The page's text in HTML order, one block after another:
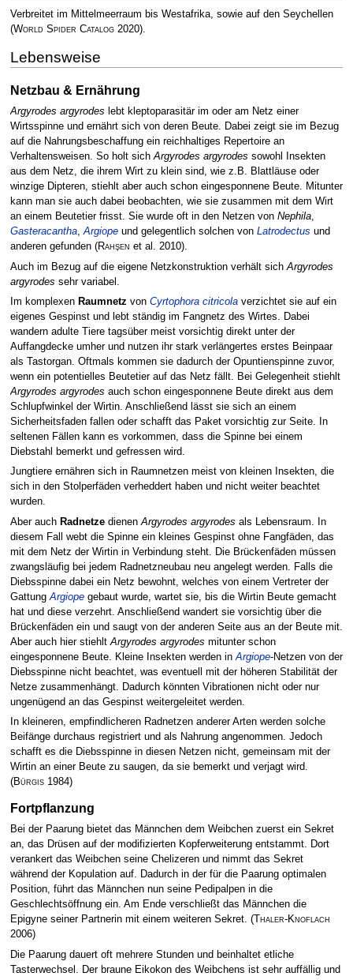
Verbreitet im Mittelmeerraum bis Westafrika, sowie auf den Seychellen
(World Spider Catalog2020).
Lebensweise
Netzbau & Ernährung
Argyrodes argyrodes lebt kleptoparasitär im oder am Netz einer
Wirtsspinne und ernährt sich von deren Beute. Dabei zeigt sie im Bezug
auf die Nahrungsbeschaffung ein reichhaltiges Repertoire an
Verhaltensweisen. So holt sichArgyrodes argyrodes sowohl Insekten
aus dem Netz, die ihrem Wirt zu klein sind, wie z.B. Blattläuse oder
winzige Dipteren, stiehlt aber auch schon eingesponnene Beute. Mitunter
kann man sie auch dabei beobachten, wie sie zusammen mit dem Wirt
an einem Beutetier frisst. Sie wurde oft in den Netzen von Nephila,
Gasteracantha,Argiopeund gelegentlich solchen von Latrodectus und
anderen gefunden (Rahşen et al. 2010).
Auch im Bezug auf die eigene Netzkonstruktion verhält sich Argyrodes
argyrodes sehr variabel.
Im komplexen Raumnetz von Cyrtophora citricolaverzichtet sie auf ein
eigenes Gespinst und lebt ständig im Fangnetz des Wirtes. Dabei
wandern adulte Tiere tagsüber meist vorsichtig direkt unter der
Auffangdecke umher und nutzen ihr stark verlängertes erstes Beinpaar
als Tastorgan. Oftmals kommen sie dadurch der Opuntienspinne zuvor,
wenn ein potentielles Beutetier auf das Netz fällt. Bei Gelegenheit stiehlt
Argyrodes argyrodes auch schon eingesponnene Beute direkt aus dem
Schlupfwinkel der Wirtin. Anschließend lässt sie sich an einem
Sicherheitsfaden fallen oder schafft das Paket vorsichtig zur Seite. In
seltenen Fällen kann es vorkommen, dass die Spinne bei einem
Diebstahl bemerkt und gefressen wird.
Jungtiere ernähren sich in Raumnetzen meist von kleinen Insekten, die
sich in den Stolperfäden verheddert haben und nicht weiter beachtet
wurden.
Aber auch Radnetzedienen Argyrodes argyrodes als Lebensraum. In
diesem Fall webt die Spinne ein kleines Gespinst ohne Fangfäden, das
mit dem Netz der Wirtin in Verbindung steht. Die Brückenfäden müssen
zwangsläufig bei jedem Radnetzneubau neu angelegt werden. Falls die
Diebsspinne dabei ein Netz bewohnt, welches von einem Vertreter der
Gattung Argiopegebaut wurde, wartet sie, bis die Wirtin Beute gemacht
hat und diese verzehrt. Anschließend wandert sie vorsichtig über die
Brückenfäden ein und saugt von der anderen Seite aus an der Beute mit.
Aber auch hier stiehlt Argyrodes argyrodes mitunter schon
eingesponnene Beute. Kleine Insekten werden in Argiope-Netzen von der
Diebsspinne nicht beachtet, was eventuell mit der höheren Stabilität der
Netze zusammenhängt. Dadurch könnten Vibrationen nicht oder nur
ungenügend an das Gespinst weitergeleitet werden.
In kleineren, empfindlicheren Radnetzen anderer Arten werden solche
Beifänge durchaus registriert und als Nahrung angenommen. Jedoch
schafft es die Diebsspinne in diesen Netzen nicht, gemeinsam mit der
Wirtin an einer Beute zu saugen, da sie bemerkt und verjagt wird.
(Bürgis1984)
Fortpflanzung
Bei der Paarung bietet das Männchen dem Weibchen zuerst ein Sekret
an, das Drüsen auf der modifizierten Kopferweiterung entstammt. Dort
verankert das Weibchen seine Chelizeren und nimmt das Sekret
während der Kopulation auf. Dadurch in der für die Paarung optimalen
Position, führt das Männchen nun seine Pedipalpen in die
Geschlechtsöffnung ein. Am Ende verschließt das Männchen die
Epigyne seiner Partnerin mit einem weiteren Sekret. (Thaler-Knoflach
2006)
Die Paarung dauert oft mehrere Stunden und beinhaltet etliche
Tasterwechsel. Der braune Eikokon des Weibchens ist sehr auffällig und